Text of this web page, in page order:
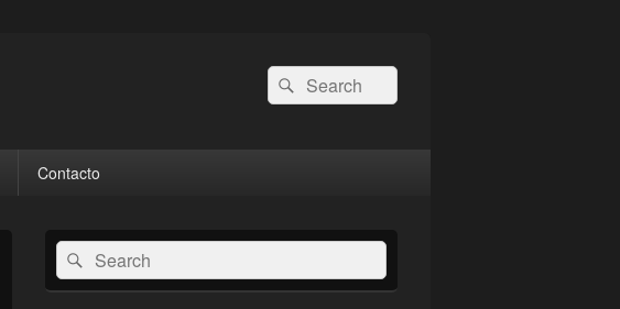
Buscar
por:
Buscar
Contacto
El
área
de
widget
Buscar
por:
Buscar